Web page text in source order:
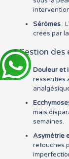
Sérômes:
créés par
Gestion des
Douleur et
ressenties
mais
semaines.
Asymétrie
retouches